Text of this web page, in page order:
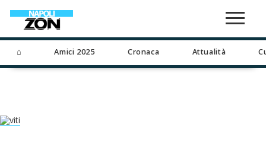
⌂ Amici 2025 Cronaca Attualità